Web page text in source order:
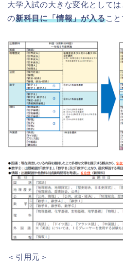
大学入試の大きな変化として
の新科目に「情報」が入ること
＜引用元＞